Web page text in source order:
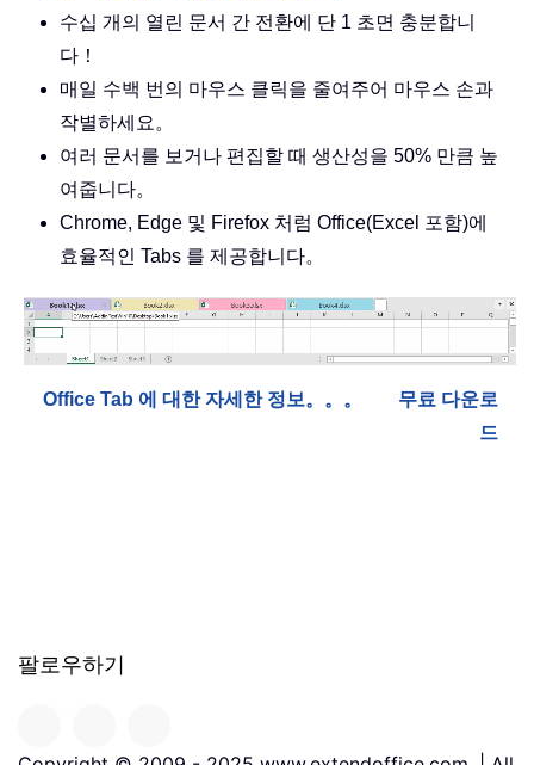
수십 개의 열린 문서 간 전환에 단 1 초면 충분합니
다！
매일 수백 번의 마우스 클릭을 줄여주어 마우스 손과
작별하세요。
여러 문서를 보거나 편집할 때 생산성을 50% 만큼 높
여줍니다。
Chrome, Edge 및 Firefox 처럼 Office(Excel 포함)에
효율적인 Tabs 를 제공합니다。
Office Tab 에 대한 자세한 정보。。。
무료 다운로
드
팔로우하기